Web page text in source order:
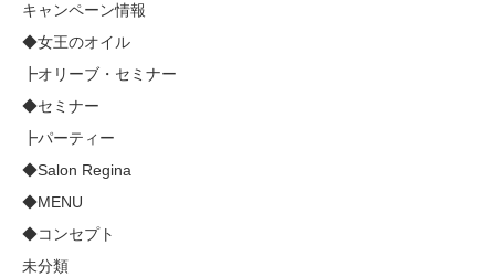
キャンペーン情報
◆女王のオイル
┣オリーブ・セミナー
◆セミナー
┣パーティー
◆Salon Regina
◆MENU
◆コンセプト
未分類